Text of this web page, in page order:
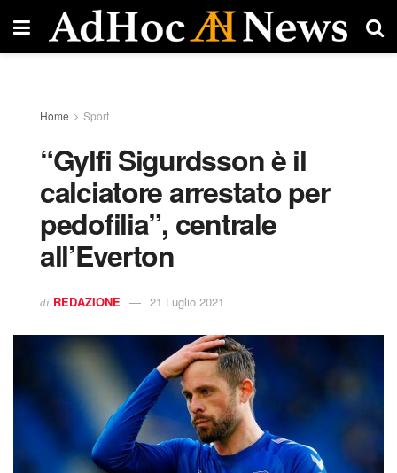
Home Sport
“Gylfi Sigurdsson è il
calciatore arrestato per
pedofilia”, centrale
all’Everton
di REDAZIONE 21 Luglio 2021